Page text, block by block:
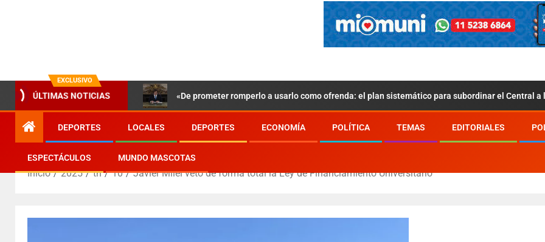
EXCLUSIVO
ÚLTIMAS NOTICIAS «De prometer romperlo a usarlo como ofrenda: el plan sistemático para subordinar el Central a
DEPORTES LOCALES DEPORTES ECONOMÍA POLÍTICA TEMAS EDITORIALES
ESPECTÁCULOS MUNDO MASCOTAS
Inicio 2025 th 10 Javier Milei vetó de forma total la Ley de Financiamiento Universitario